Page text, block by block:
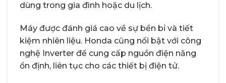
dùng trong gia đình hoặc du lịch.
Máy được đánh giá cao về sự bền bỉ và tiết
kiệm nhiên liệu. Honda cũng nổi bật với công
nghệ Inverter để cung cấp nguồn điện năng
ổn định, liên tục cho các thiết bị điện tử.